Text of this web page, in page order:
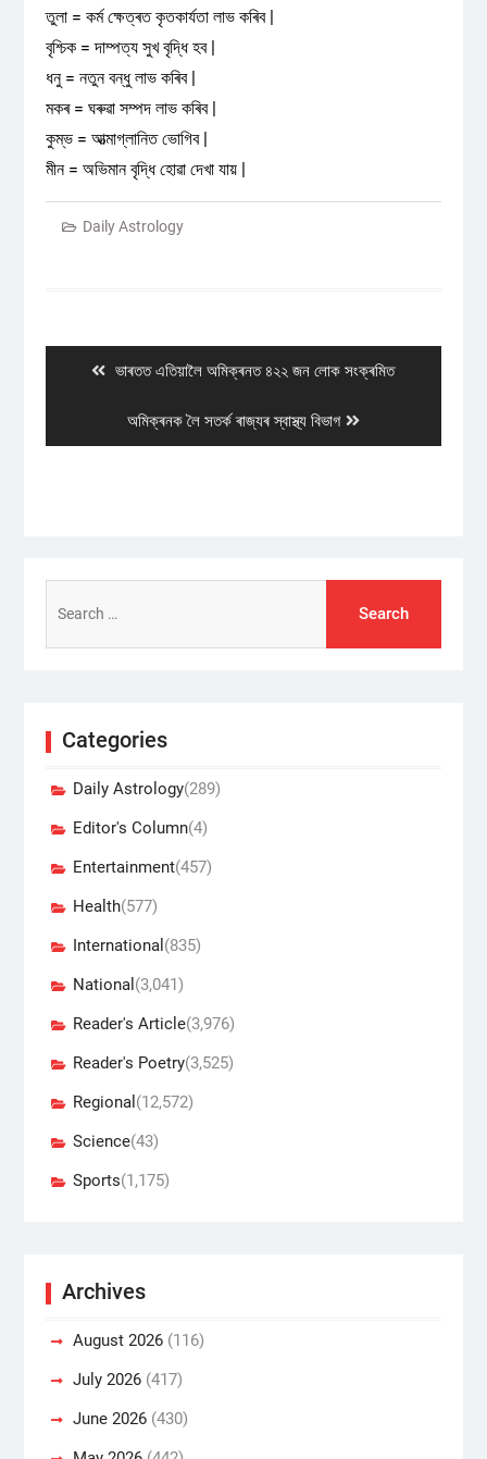
তুলা = কৰ্ম ক্ষেত্ৰত কৃতকাৰ্যতা লাভ কৰিব |
বৃশ্চিক = দাম্পত্য সুখ বৃদ্ধি হব |
ধনু = নতুন বন্ধু লাভ কৰিব |
মকৰ = ঘৰুৱা সম্পদ লাভ কৰিব |
কুম্ভ = আত্মাগ্লানিত ভোগিব |
মীন = অভিমান বৃদ্ধি হোৱা দেখা যায় |
Daily Astrology
Previous
ভাৰতত এতিয়ালৈ অমিক্ৰনত ৪২২ জন লোক সংক্ৰমিত
Next
post:
অমিক্ৰনক লৈ সতৰ্ক ৰাজ্যৰ স্বাস্থ্য বিভাগ
for:
Categories
Daily Astrology(289)
Editor's Column(4)
Entertainment(457)
Health(577)
International (835)
National (3,041)
Reader's Article(3,976)
Reader's Poetry(3,525)
Regional (12,572)
Science(43)
Sports(1,175)
Archives
August 2026(116)
July 2026(417)
June 2026(430)